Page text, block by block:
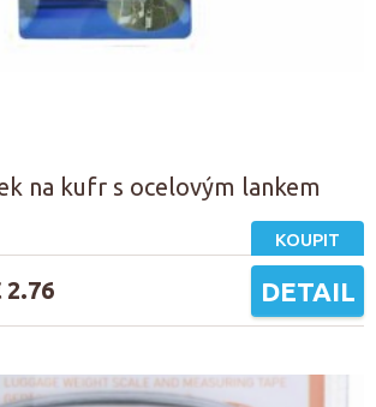
na kufr s ocelovým lankem
KOUPIT
2.76 DETAIL